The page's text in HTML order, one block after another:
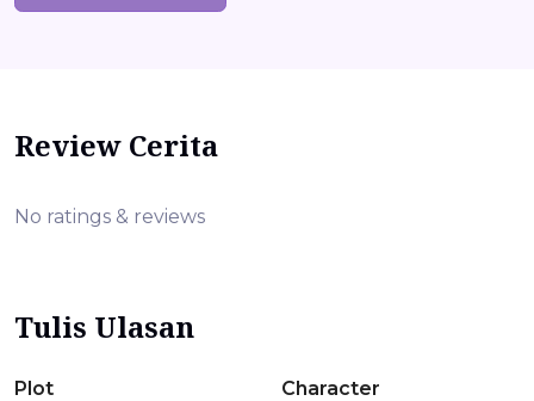
Review Cerita
No ratings & reviews
Tulis Ulasan
Plot Character